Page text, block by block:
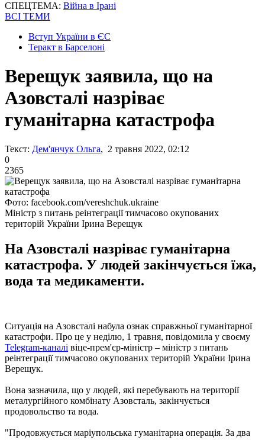
СПЕЦТЕМА: Війна в Ірані
ВСІ ТЕМИ
Вступ України в ЄС
Теракт в Барселоні
Верещук заявила, що на
Азовсталі назріває
гуманітарна катастрофа
Текст: Дем'янчук Ольга, 2 травня 2022, 02:12
0
2365
Фото: facebook.com/vereshchuk.ukraine
Міністр з питань реінтеграції тимчасово окупованих
територій України Ірина Верещук
На Азовсталі назріває гуманітарна
катастрофа. У людей закінчується їжа,
вода та медикаменти.
Ситуація на Азовсталі набула ознак справжньої гуманітарної
катастрофи. Про це у неділю, 1 травня, повідомила у своєму
Telegram-каналі віце-прем'єр-міністр – міністр з питань
реінтеграції тимчасово окупованих територій України Ірина
Верещук.
Вона зазначила, що у людей, які перебувають на території
металургійного комбінату Азовсталь, закінчується
продовольство та вода.
"Продовжується маріупольська гуманітарна операція. За два